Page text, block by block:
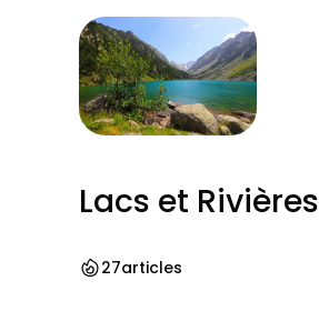
Lacs et Rivières
27articles